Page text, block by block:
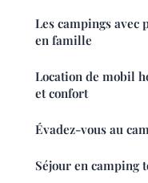
Les campings avec
en famille
Location de mobil
et confort
Évadez-vous au
Séjour en camping